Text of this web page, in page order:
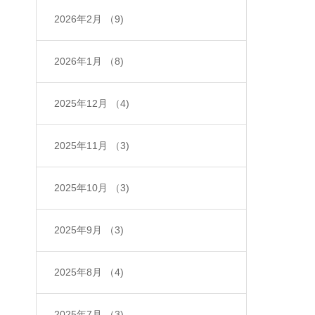
2026年2月 （9)
2026年1月 （8)
2025年12月 （4)
2025年11月 （3)
2025年10月 （3)
2025年9月 （3)
2025年8月 （4)